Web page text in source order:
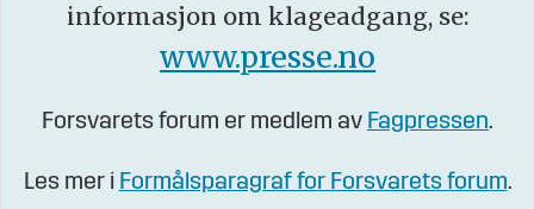
informasjon om klageadgang, se:
www.presse.no
Forsvarets forum er medlem av Fagpressen.
Les mer i Formålsparagraf for Forsvarets forum.